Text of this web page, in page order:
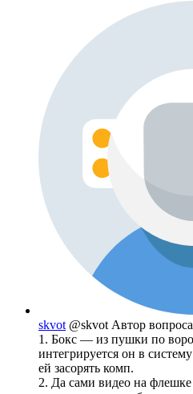
skvot @skvot Автор вопроса
1. Бокс — из пушки по
интегрируется он в
ей засорять комп.
2. Да сами видео на